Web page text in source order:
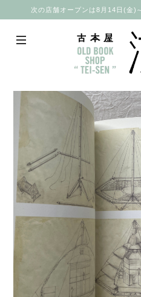
次の店舗オープンは8月14日(金)